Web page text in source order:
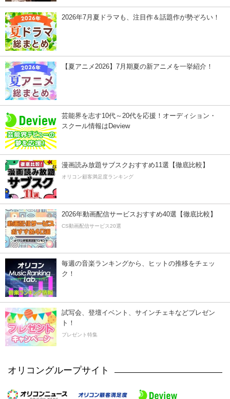
2026年7月夏ドラマも、注目作＆話題作が勢ぞろい！
【夏アニメ2026】7月期夏の新アニメを一挙紹介！
芸能界を志す10代～20代を応援！オーディション・
スクール情報はDeview
漫画読み放題サブスクおすすめ11選【徹底比較】
オリコン顧客満足度ランキング
2026年動画配信サービスおすすめ40選【徹底比較】
CS動画配信サービス20選
毎週の音楽ランキングから、ヒットの推移をチェッ
ク！
試写会、登壇イベント、サインチェキなどプレゼン
ト！
プレゼント特集
オリコングループサイト